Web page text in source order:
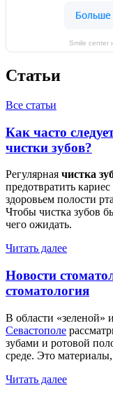
Smile center
Статьи
Все статьи
Как часто
чистки зубов?
Регулярная чистка
предотвратить
здоровьем полости
Чтобы чистка зубов
чего ожидать.
Читать далее
Новости
стоматология
В области «зеленой»
Севастополе
зубами и ротовой
среде. Это
Читать далее